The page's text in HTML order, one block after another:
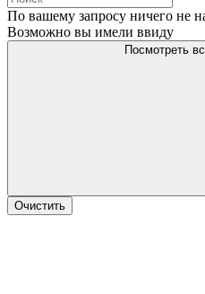
По вашему запросу ничего не
Возможно вы имели ввиду
Посмотреть
Очистить